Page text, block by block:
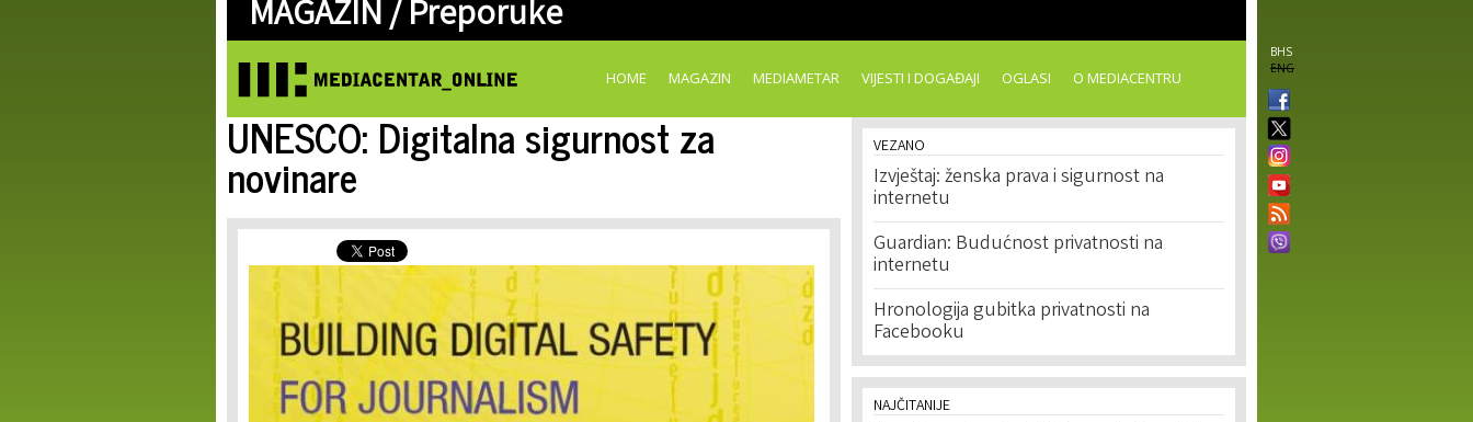
content
MAGAZIN /Preporuke
BHS
ENG
HOME MAGAZIN MEDIAMETAR VIJESTI I DOGAĐAJI OGLASI O MEDIACENTRU
UNESCO: Digitalna sigurnost za
novinare VEZANO
Izvještaj: ženska prava i sigurnost na
internetu
Guardian: Budućnost privatnosti na
internetu
Hronologija gubitka privatnosti na
Facebooku
NAJČITANIJE